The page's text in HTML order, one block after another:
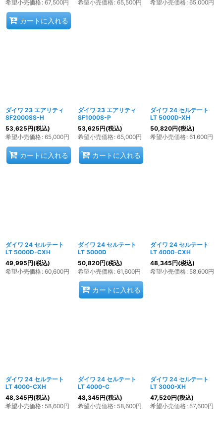
希望小売価格: 67,500円
カートに入れる
希望小売価格: 65,500円
希望小売価格: 65,000円
ダイワ 23 エアリティ
SF2000SS-H
53,625円(税込)
希望小売価格: 65,000円
カートに入れる
ダイワ 23 エアリティ
SF1000S-P
53,625円(税込)
希望小売価格: 65,000円
カートに入れる
ダイワ 24 セルテート
LT 5000D-XH
50,820円(税込)
希望小売価格: 61,600円
ダイワ 24 セルテート
LT 5000D-CXH
49,995円(税込)
希望小売価格: 60,600円
ダイワ 24 セルテート
LT 5000D
50,820円(税込)
希望小売価格: 61,600円
カートに入れる
ダイワ 24 セルテート
LT 4000-CXH
48,345円(税込)
希望小売価格: 58,600円
ダイワ 24 セルテート
LT 4000-CXH
48,345円(税込)
希望小売価格: 58,600円
ダイワ 24 セルテート
LT 4000-C
48,345円(税込)
希望小売価格: 58,600円
ダイワ 24 セルテート
LT 3000-XH
47,520円(税込)
希望小売価格: 57,600円